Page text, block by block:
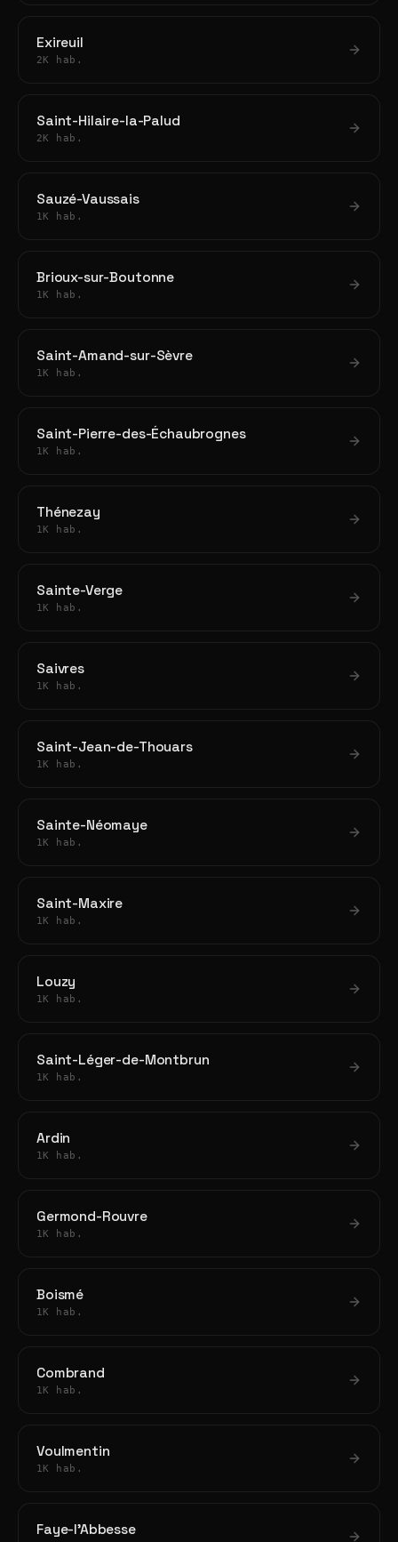
Exireuil
2K hab.
Saint-Hilaire-la-Palud
2K hab.
Sauzé-Vaussais
1K hab.
Brioux-sur-Boutonne
1K hab.
Saint-Amand-sur-Sèvre
1K hab.
Saint-Pierre-des-Échaubrognes
1K hab.
Thénezay
1K hab.
Sainte-Verge
1K hab.
Saivres
1K hab.
Saint-Jean-de-Thouars
1K hab.
Sainte-Néomaye
1K hab.
Saint-Maxire
1K hab.
Louzy
1K hab.
Saint-Léger-de-Montbrun
1K hab.
Ardin
1K hab.
Germond-Rouvre
1K hab.
Boismé
1K hab.
Combrand
1K hab.
Voulmentin
1K hab.
Faye-l'Abbesse